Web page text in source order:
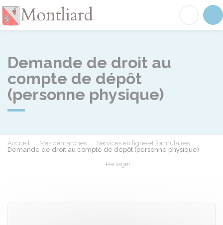
Demande de droit au
compte de dépôt
(personne physique)
Accueil Mes démarches
Services en ligne et formulaires
Demande de droit au compte de dépôt (personne physique)
Partager